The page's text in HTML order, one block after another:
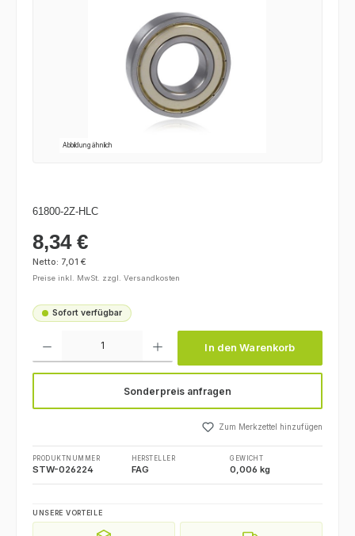
Abbildung ähnlich
61800-2Z-HLC
Regulärer Preis:
8,34 €
Netto: 7,01 €
Preise inkl. MwSt. zzgl. Versandkosten
Sofort verfügbar
In den Warenkorb
Sonderpreis anfragen
Zum Merkzettel hinzufügen
PRODUKTNUMMER
STW-026224
HERSTELLER
FAG
GEWICHT
0,006 kg
UNSERE VORTEILE